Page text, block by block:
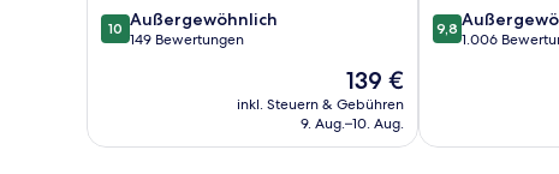
10.0
von
10 Außergewöhnlich
149 Bewertungen
Der
Preis
beträgt
139 €
inkl. Steuern & Gebühren
9. Aug.–10. Aug.
9.8
von
9,8
1.006